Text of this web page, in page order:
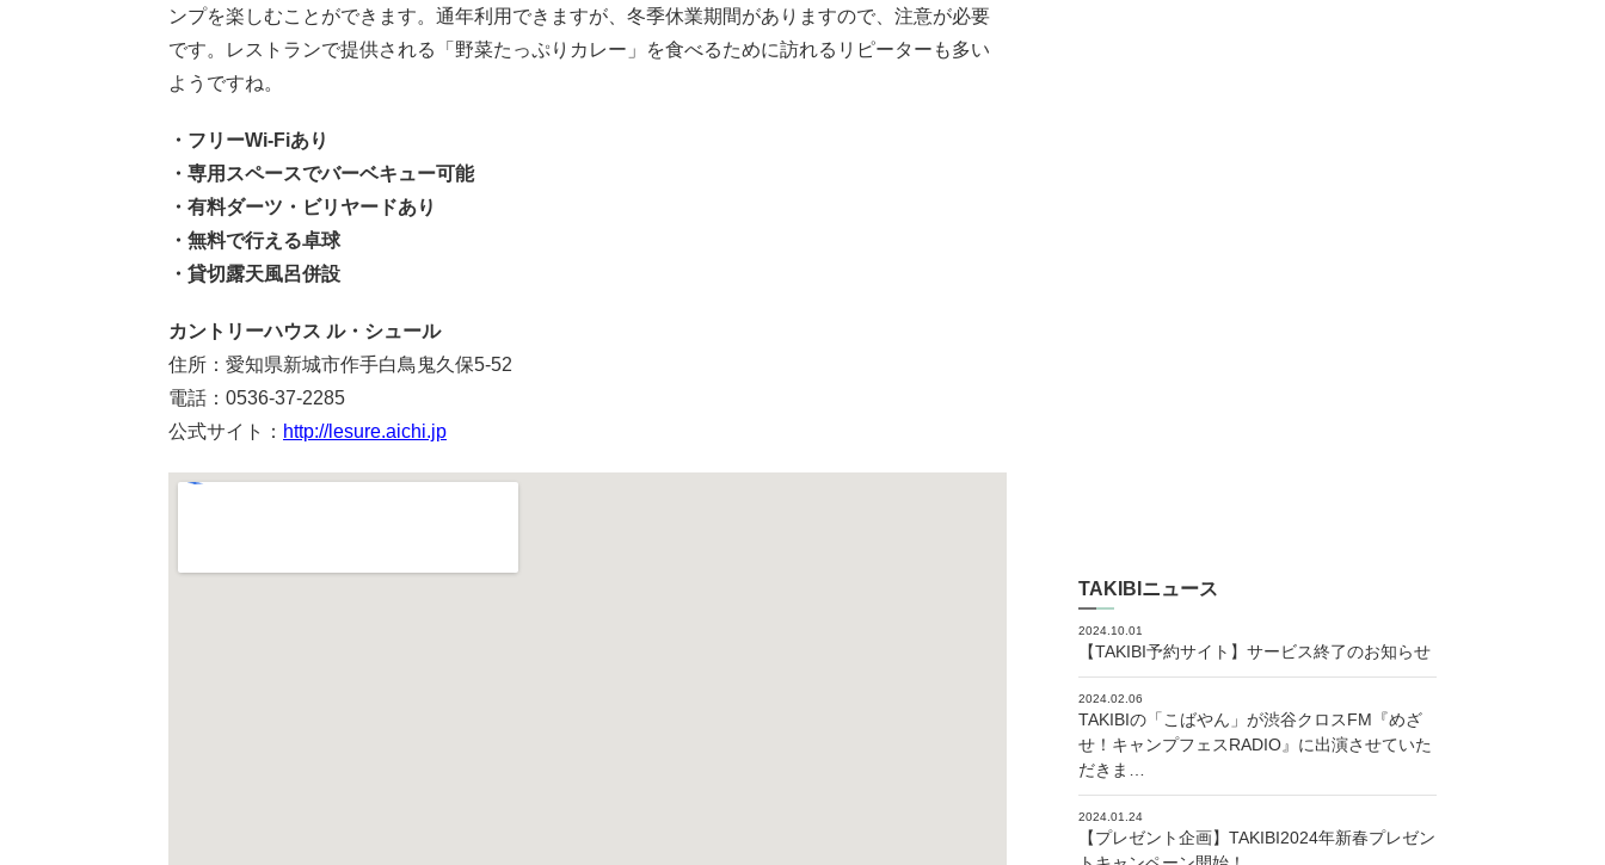
ンプを楽しむことができます。通年利用できますが、冬季休業期間がありますので、注意が必要
です。レストランで提供される「野菜たっぷりカレー」を食べるために訪れるリピーターも多い
ようですね。
・フリーWi-Fiあり
・専用スペースでバーベキュー可能
・有料ダーツ・ビリヤードあり
・無料で行える卓球
・貸切露天風呂併設
カントリーハウス ル・シュール
住所：愛知県新城市作手白鳥鬼久保5-52
電話：0536-37-2285
公式サイト： http://lesure.aichi.jp
TAKIBIニュース
2024.10.01
【TAKIBI予約サイト】サービス終了のお知らせ
2024.02.06
TAKIBIの「こばやん」が渋谷クロスFM『めざ
せ！キャンプフェスRADIO』に出演させていた
だきま…
2024.01.24
【プレゼント企画】TAKIBI2024年新春プレゼン